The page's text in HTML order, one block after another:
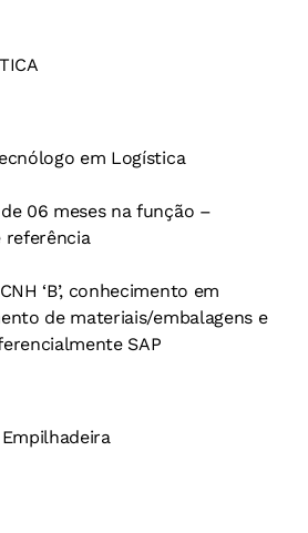
em Logística
06 meses na função –
referência
‘B’, conhecimento em
de materiais/embalagens e
SAP